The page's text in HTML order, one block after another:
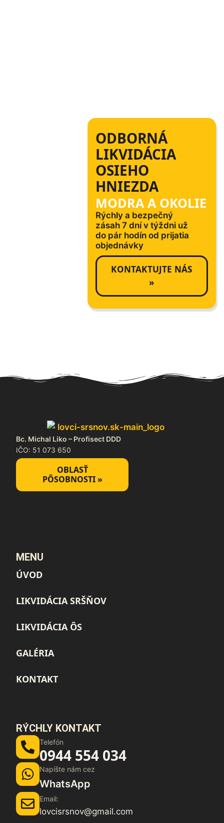
ODBORNÁ
LIKVIDÁCIA
OSIEHO
HNIEZDA
MODRA A OKOLIE
Rýchly a bezpečný
zásah 7 dní v týždni už
do pár hodín od prijatia
objednávky
KONTAKTUJTE NÁS
»
Bc. Michal Liko – Profisect DDD
IČO: 51 073 650
OBLASŤ
PÔSOBNOSTI »
MENU
ÚVOD
LIKVIDÁCIA SRŠŇOV
LIKVIDÁCIA ÔS
GALÉRIA
KONTAKT
RÝCHLY KONTAKT
Telefón
0944 554 034
Napíšte nám cez
WhatsApp
Email:
lovcisrsnov@gmail.com